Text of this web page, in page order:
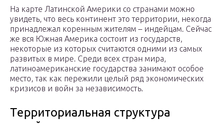
На карте Латинской Америки со странами можно
увидеть, что весь континент это территории, некогда
принадлежал коренным жителям – индейцам. Сейчас
же вся Южная Америка состоит из государств,
некоторые из которых считаются одними из самых
развитых в мире. Среди всех стран мира,
латиноамериканские государства занимают особое
место, так как пережили целый ряд экономических
кризисов и войн за независимость.
Территориальная структура